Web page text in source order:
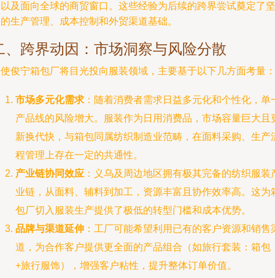
及面向全球的商贸窗口。这些经验为后续的跨界尝试奠定了坚
生产管理、成本控制和外贸渠道基础。
、跨界动因：市场洞察与风险分散
俊宁箱包厂将目光投向服装领域，主要基于以下几方面考量：
市场多元化需求 ：随着消费者需求日益多元化和个性化，单
产品线的风险增大。服装作为日用消费品，市场容量巨大且
新换代快，与箱包同属纺织制造业范畴，在面料采购、生产
程管理上存在一定的共通性。
产业链协同效应 ：义乌及周边地区拥有极其完备的纺织服装
业链，从面料、辅料到加工，资源丰富且协作效率高。这为
包厂切入服装生产提供了极低的转型门槛和成本优势。
品牌与渠道延伸 ：工厂可能希望利用已有的客户资源和销售
道，为合作客户提供更全面的产品组合（如旅行套装：箱包
+旅行服饰），增强客户粘性，提升整体订单价值。